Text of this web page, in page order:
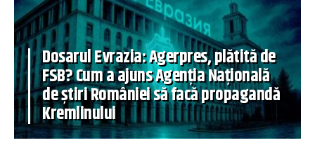
Dosarul Evrazia: Agerpres, plătită de
FSB? Cum a ajuns Agenția Națională
de știri României să facă propagandă
Kremlinului